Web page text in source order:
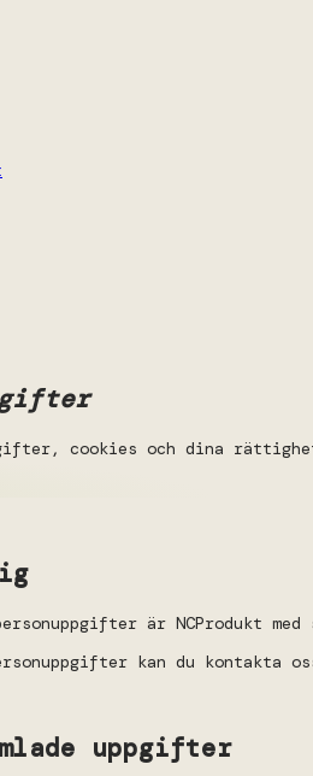
cookies och dina
är NCProdukt
kan du kontakta
uppgifter